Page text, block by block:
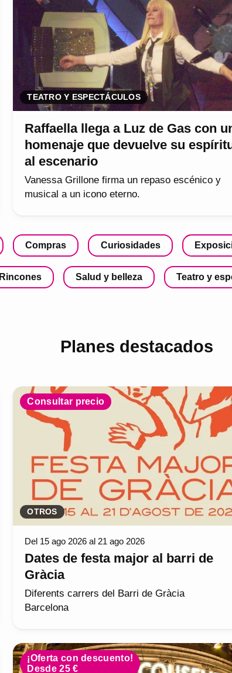
TEATRO Y ESPECTÁCULOS
Raffaella llega a Luz de Gas con
homenaje que devuelve su
al escenario
Vanessa Grillone firma un repaso escénico y
musical a un icono eterno.
Compras Curiosidades
Rincones Salud y belleza Teatro y
Planes destacados
Consultar precio
OTROS
Del 15 ago 2026 al 21 ago 2026
Dates de festa major al barri de
Gràcia
Diferents carrers del Barri de Gràcia
Barcelona
¡Oferta con descuento!
Desde 25 €